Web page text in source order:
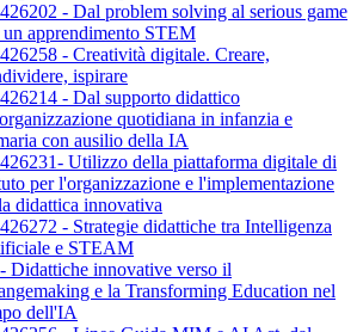
- Dal problem solving al serious game
un apprendimento STEM
- Creatività digitale. Creare,
ispirare
- Dal supporto didattico
quotidiana in infanzia e
con ausilio della IA
Utilizzo della piattaforma digitale di
per l'organizzazione e l'implementazione
didattica innovativa
- Strategie didattiche tra Intelligenza
e STEAM
Didattiche innovative verso il
e la Transforming Education nel
dell'IA